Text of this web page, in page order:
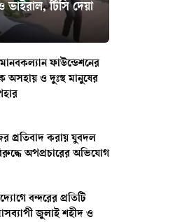
ভাইরাল, টিসি দেয়া
মানবকল্যান ফাউন্ডেশনের
অসহায় ও দুঃস্থ মানুষের
প্রতিবাদ করায় যুবদল
অপপ্রচারের অভিযোগ
বন্দরের প্রতিটি
জুলাই শহীদ ও